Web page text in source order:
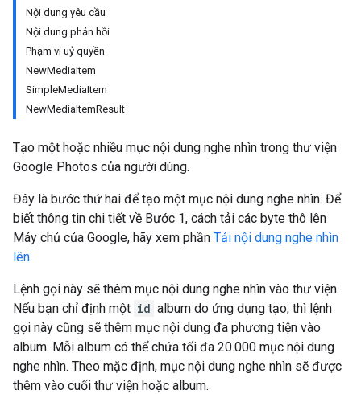
Nội dung yêu cầu
Nội dung phản hồi
Phạm vi uỷ quyền
NewMediaItem
SimpleMediaItem
NewMediaItemResult
Tạo một hoặc nhiều mục nội dung nghe nhìn trong thư viện
Google Photos của người dùng.
Đây là bước thứ hai để tạo một mục nội dung nghe nhìn. Để
biết thông tin chi tiết về Bước 1, cách tải các byte thô lên
Máy chủ của Google, hãy xem phần Tải nội dung nghe nhìn
lên.
Lệnh gọi này sẽ thêm mục nội dung nghe nhìn vào thư viện.
Nếu bạn chỉ định một id album do ứng dụng tạo, thì lệnh
gọi này cũng sẽ thêm mục nội dung đa phương tiện vào
album. Mỗi album có thể chứa tối đa 20.000 mục nội dung
nghe nhìn. Theo mặc định, mục nội dung nghe nhìn sẽ được
thêm vào cuối thư viện hoặc album.